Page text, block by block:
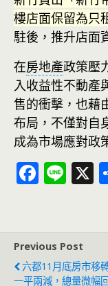
樓店面保留為只
駐後，推升店面
在房地產政策壓
入收益性不動產
售的衝擊，也藉
布局，不僅對自
成為市場應對政
F
b
o
Li X
Previous Post
六都11月底房市移
一平兩減，總量微幅